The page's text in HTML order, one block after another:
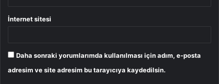
İnternet sitesi
Daha sonraki yorumlarımda kullanılması için adım, e-posta
adresim ve site adresim bu tarayıcıya kaydedilsin.